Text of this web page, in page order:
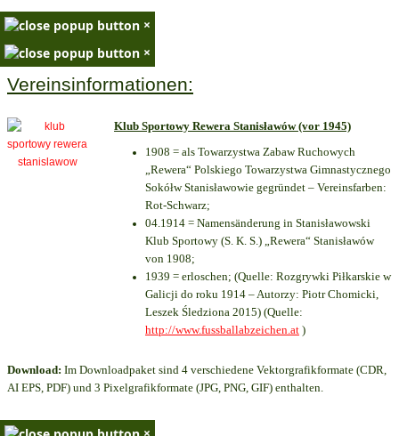
×
×
Vereinsinformationen:
Klub Sportowy Rewera Stanisławów (vor 1945)
1908 = als Towarzystwa Zabaw Ruchowych
„Rewera“ Polskiego Towarzystwa Gimnastycznego
Sokółw Stanisławowie gegründet – Vereinsfarben:
Rot-Schwarz;
04.1914 = Namensänderung in Stanisławowski
Klub Sportowy (S. K. S.) „Rewera“ Stanisławów
von 1908;
1939 = erloschen; (Quelle: Rozgrywki Piłkarskie w
Galicji do roku 1914 – Autorzy: Piotr Chomicki,
Leszek Śledziona 2015) (Quelle:
http://www.fussballabzeichen.at )
Download: Im Downloadpaket sind 4 verschiedene Vektorgrafikformate (CDR,
AI EPS, PDF) und 3 Pixelgrafikformate (JPG, PNG, GIF) enthalten.